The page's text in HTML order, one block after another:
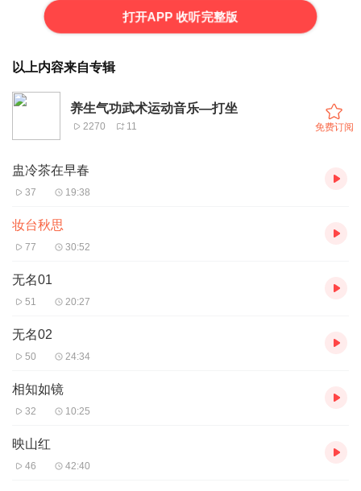
打开APP 收听完整版
以上内容来自专辑
养生气功武术运动音乐—打坐
2270 11 免费订阅
盅冷茶在早春
37 19:38
妆台秋思
77 30:52
无名01
51 20:27
无名02
50 24:34
相知如镜
32 10:25
映山红
46 42:40